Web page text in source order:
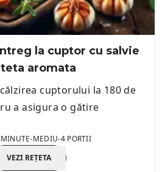
la cuptor cu salvie
aromata
cuptorului la 180 de
a asigura o gătire
-MEDIU-4 PORTII
VEZI REȚETA